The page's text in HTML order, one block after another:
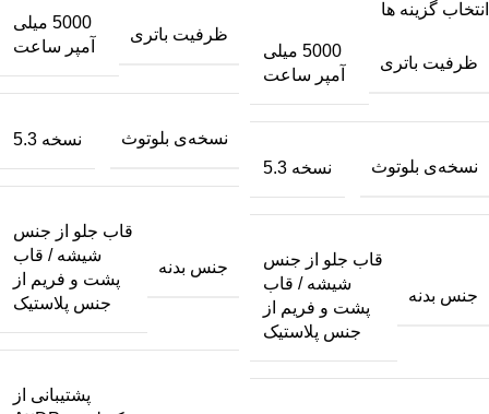
انتخاب گزینه ها
ظرفیت باتری
5000 میلی
آمپر ساعت
نسخه‌ی بلوتوث نسخه 5.3
جنس بدنه
قاب جلو از جنس
شیشه / قاب
پشت و فریم از
جنس پلاستیک
ظرفیت باتری
5000 میلی
آمپر ساعت
نسخه‌ی بلوتوث نسخه 5.3
جنس بدنه
قاب جلو از جنس
شیشه / قاب
پشت و فریم از
جنس پلاستیک
پشتیبانی از